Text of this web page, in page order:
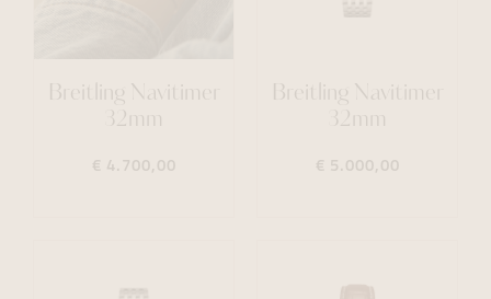
Breitling Navitimer
32mm
€ 4.700,00
Breitling Navitimer
32mm
€ 5.000,00